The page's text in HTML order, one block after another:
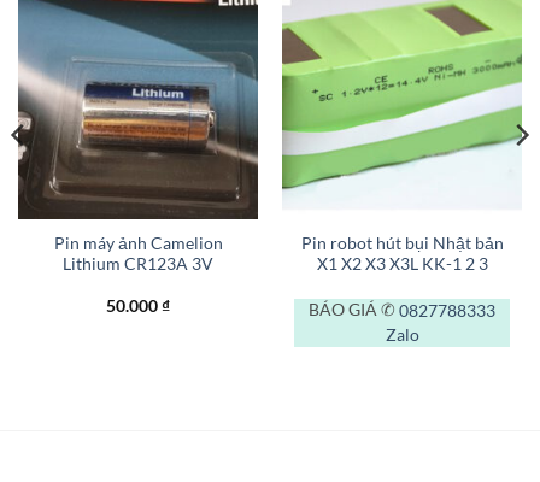
Pin máy ảnh Camelion
Lithium CR123A 3V
50.000₫
Pin robot hút bụi Nhật bản
X1 X2 X3 X3L KK-1 2 3
BÁO GIÁ ✆ 0827788333
Zalo